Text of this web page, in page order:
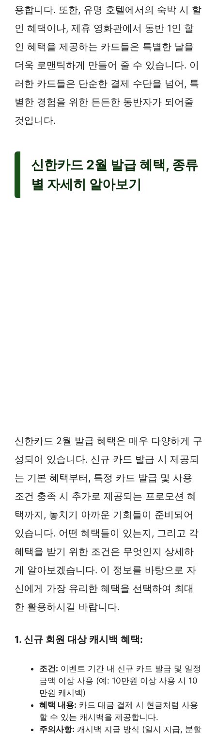
용합니다. 또한, 유명 호텔에서의 숙박 시 할
인 혜택이나, 제휴 영화관에서 동반 1인 할
인 혜택을 제공하는 카드들은 특별한 날을
더욱 로맨틱하게 만들어 줄 수 있습니다. 이
러한 카드들은 단순한 결제 수단을 넘어, 특
별한 경험을 위한 든든한 동반자가 되어줄
것입니다.
신한카드 2월 발급 혜택, 종류
별 자세히 알아보기
신한카드 2월 발급 혜택은 매우 다양하게 구
성되어 있습니다. 신규 카드 발급 시 제공되
는 기본 혜택부터, 특정 카드 발급 및 사용
조건 충족 시 추가로 제공되는 프로모션 혜
택까지, 놓치기 아까운 기회들이 준비되어
있습니다. 어떤 혜택들이 있는지, 그리고 각
혜택을 받기 위한 조건은 무엇인지 상세하
게 알아보겠습니다. 이 정보를 바탕으로 자
신에게 가장 유리한 혜택을 선택하여 최대
한 활용하시길 바랍니다.
1. 신규 회원 대상 캐시백 혜택:
조건: 이벤트 기간 내 신규 카드 발급 및 일정
금액 이상 사용 (예: 10만원 이상 사용 시 10
만원 캐시백)
혜택 내용: 카드 대금 결제 시 현금처럼 사용
할 수 있는 캐시백을 제공합니다.
주의사항: 캐시백 지급 방식 (일시 지급, 분할